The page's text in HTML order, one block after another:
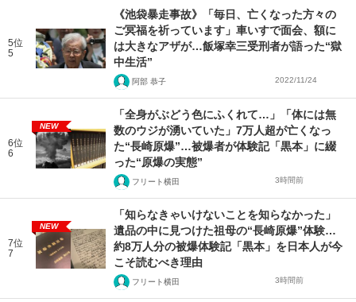
5位
5
《池袋暴走事故》「毎日、亡くなった方々の
ご冥福を祈っています」車いすで面会、額に
は大きなアザが…飯塚幸三受刑者が語った“獄
中生活”
阿部 恭子 2022/11/24
6位
6
NEW
「全身がぶどう色にふくれて…」「体には無
数のウジが湧いていた」7万人超が亡くなっ
た“長崎原爆”…被爆者が体験記「黒本」に綴
った“原爆の実態”
フリート横田 3時間前
7位
7
NEW
「知らなきゃいけないことを知らなかった」
遺品の中に見つけた祖母の“長崎原爆”体験…
約8万人分の被爆体験記「黒本」を日本人が今
こそ読むべき理由
フリート横田 3時間前